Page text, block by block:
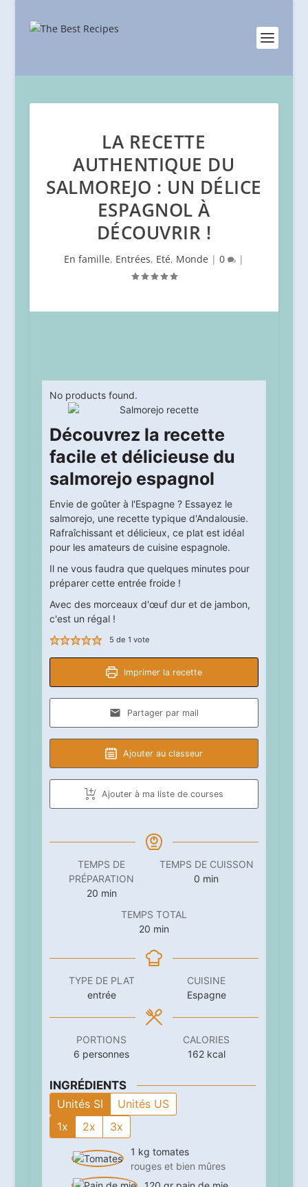
LA RECETTE
AUTHENTIQUE DU
SALMOREJO : UN DÉLICE
ESPAGNOL À
DÉCOUVRIR !
En famille, Entrées, Eté, Monde | 0 |
No products found.
Découvrez la recette
facile et délicieuse du
salmorejo espagnol
Envie de goûter à l'Espagne ? Essayez le
salmorejo, une recette typique d'Andalousie.
Rafraîchissant et délicieux, ce plat est idéal
pour les amateurs de cuisine espagnole.
Il ne vous faudra que quelques minutes pour
préparer cette entrée froide !
Avec des morceaux d'œuf dur et de jambon,
c'est un régal !
5 de 1 vote
Imprimer la recette
Partager par mail
Ajouter au classeur
Ajouter à ma liste de courses
TEMPS DE
PRÉPARATION
20minutes
min
TEMPS DE CUISSON
0 minutes
min
TEMPS TOTAL
20minutes
min
TYPE DE PLAT
entrée
CUISINE
Espagne
PORTIONS
6 personnes
CALORIES
162 kcal
INGRÉDIENTS
Unités SI
Unités US
1x
2x 3x
1 kg tomates
rouges et bien mûres